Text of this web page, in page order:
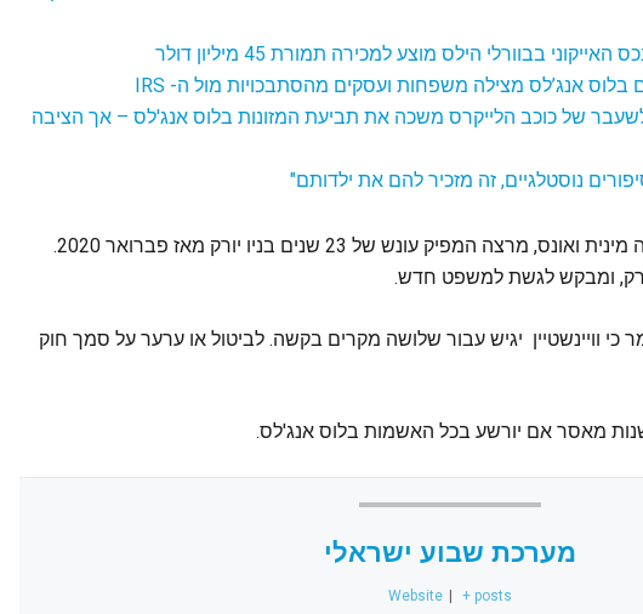
של כוכב הלייקרס משכה את תביעת המזונות בלוס אנג'לס – אך הציבה
נוסטלגיים, זה מזכיר להם את ילדותם"
לאחר שהורשע באשמת תקיפה מינית ואונס, מרצה המפיק עונש של 23 שנים בניו יורק מאז פברואר 2020.
ומבקש לגשת למשפט חדש.
כי וויינשטיין יגיש עבור שלושה מקרים בקשה. לביטול או ערער על סמך חוק
מערכת שבוע ישראלי
Website + posts